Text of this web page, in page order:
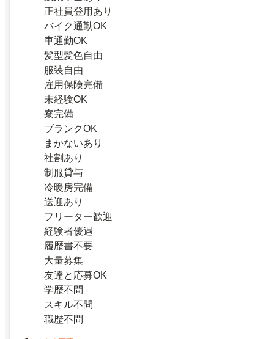
正社員登用あり
バイク通勤OK
車通勤OK
髪型髪色自由
服装自由
雇用保険完備
未経験OK
寮完備
ブランクOK
まかないあり
社割あり
制服貸与
冷暖房完備
送迎あり
フリーター歓迎
経験者優遇
履歴書不要
大量募集
友達と応募OK
学歴不問
スキル不問
職歴不問